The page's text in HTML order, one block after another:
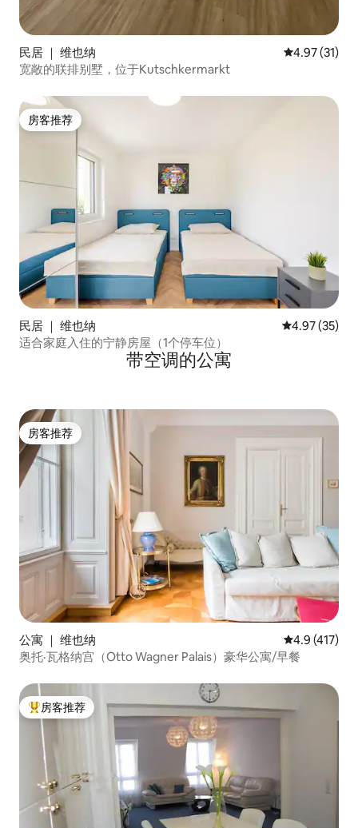
民居 ｜ 维也纳 平均评分
4.97 (31)
宽敞的联排别墅，位于Kutschkermarkt
房客推荐
房客推荐
民居 ｜ 维也纳 平均评分
4.97 (35)
适合家庭入住的宁静房屋（1个停车位）
带空调的公寓
房客推荐
房客推荐
公寓 ｜ 维也纳 平均评分 4.9
4.9 (417)
奥托·瓦格纳宫（Otto Wagner Palais）豪华公寓/早餐
热门「房客推荐」
房客推荐